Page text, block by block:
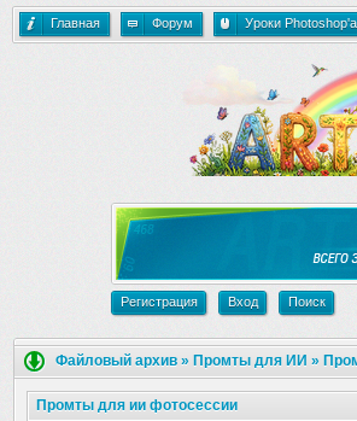
Главная Форум Уроки Photoshop'a
Регистрация Вход Поиск
Файловый архив » Промты для ИИ »
Промты для ии фотосессии